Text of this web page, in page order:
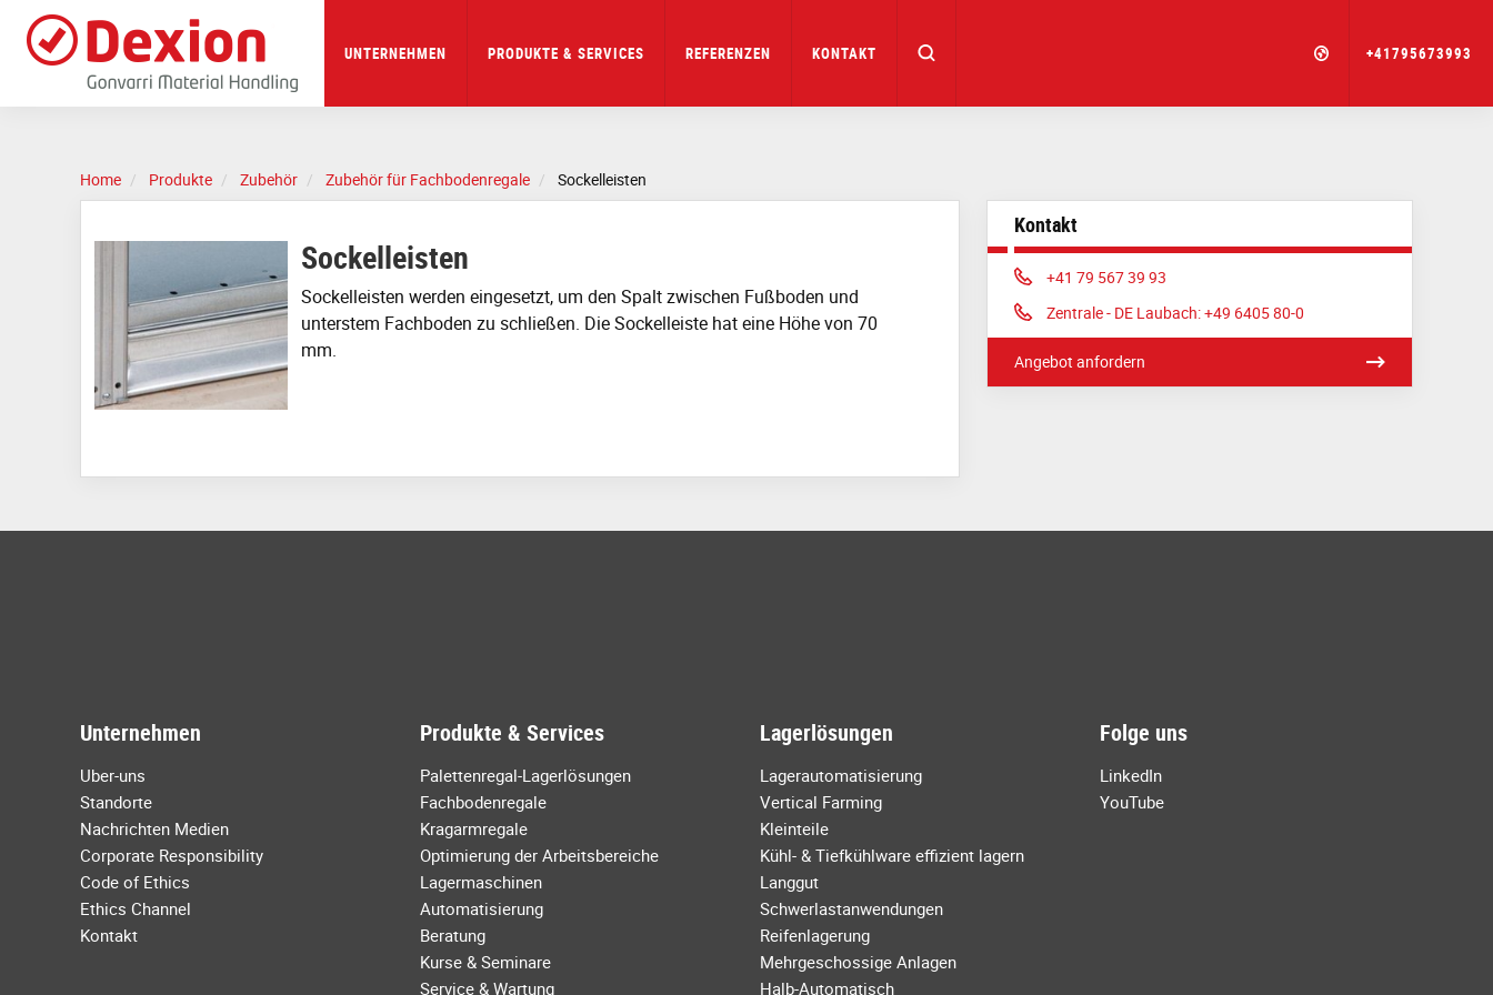
main
UNTERNEHMEN PRODUKTE & SERVICES REFERENZEN KONTAKT +41795673993
Home Produkte Zubehör Zubehör für Fachbodenregale Sockelleisten
Sockelleisten
Sockelleisten werden eingesetzt, um den Spalt zwischen Fußboden und
unterstem Fachboden zu schließen. Die Sockelleiste hat eine Höhe von 70
mm.
Kontakt
Phone:
+41 79 567 39 93
Phone:
Zentrale - DE Laubach: +49 6405 80-0
Angebot anfordern
Unternehmen
Uber-uns
Standorte
Nachrichten Medien
Corporate Responsibility
Code of Ethics
Ethics Channel
Kontakt
Produkte & Services
Palettenregal-Lagerlösungen
Fachbodenregale
Kragarmregale
Optimierung der Arbeitsbereiche
Lagermaschinen
Automatisierung
Beratung
Kurse & Seminare
Service & Wartung
Lagerlösungen
Lagerautomatisierung
Vertical Farming
Kleinteile
Kühl- & Tiefkühlware effizient lagern
Langgut
Schwerlastanwendungen
Reifenlagerung
Mehrgeschossige Anlagen
Halb-Automatisch
Folge uns
LinkedIn
YouTube